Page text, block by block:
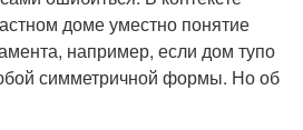
доме уместно понятие
например, если дом тупо
симметричной формы. Но об